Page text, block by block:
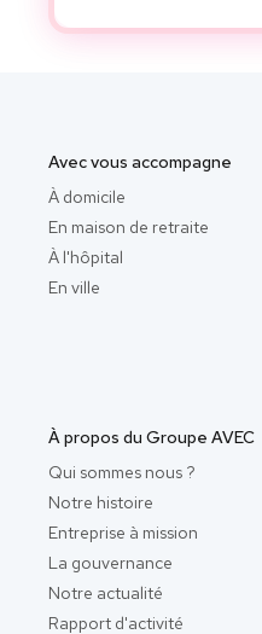
Avec vous accompagne
À domicile
En maison de retraite
À l'hôpital
En ville
À propos du Groupe AVEC
Qui sommes nous ?
Notre histoire
Entreprise à mission
La gouvernance
Notre actualité
Rapport d'activité